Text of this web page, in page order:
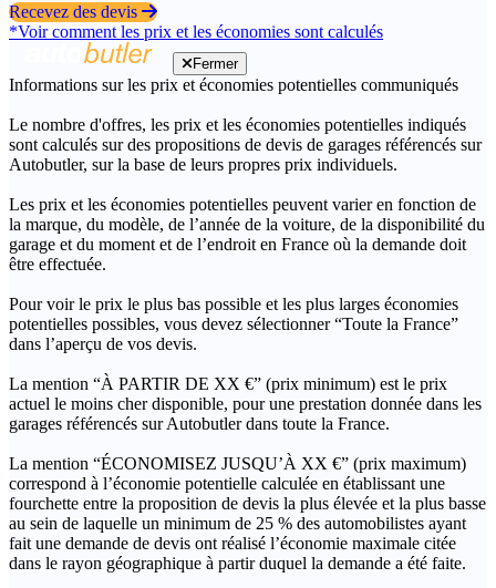
Recevez des devis
*Voir comment les prix et les économies sont calculés
Fermer
Informations sur les prix et économies potentielles communiqués
Le nombre d'offres, les prix et les économies potentielles indiqués
sont calculés sur des propositions de devis de garages référencés sur
Autobutler, sur la base de leurs propres prix individuels.
Les prix et les économies potentielles peuvent varier en fonction de
la marque, du modèle, de l’année de la voiture, de la disponibilité du
garage et du moment et de l’endroit en France où la demande doit
être effectuée.
Pour voir le prix le plus bas possible et les plus larges économies
potentielles possibles, vous devez sélectionner “Toute la France”
dans l’aperçu de vos devis.
La mention “À PARTIR DE XX €” (prix minimum) est le prix
actuel le moins cher disponible, pour une prestation donnée dans les
garages référencés sur Autobutler dans toute la France.
La mention “ÉCONOMISEZ JUSQU’À XX €” (prix maximum)
correspond à l’économie potentielle calculée en établissant une
fourchette entre la proposition de devis la plus élevée et la plus basse
au sein de laquelle un minimum de 25 % des automobilistes ayant
fait une demande de devis ont réalisé l’économie maximale citée
dans le rayon géographique à partir duquel la demande a été faite.